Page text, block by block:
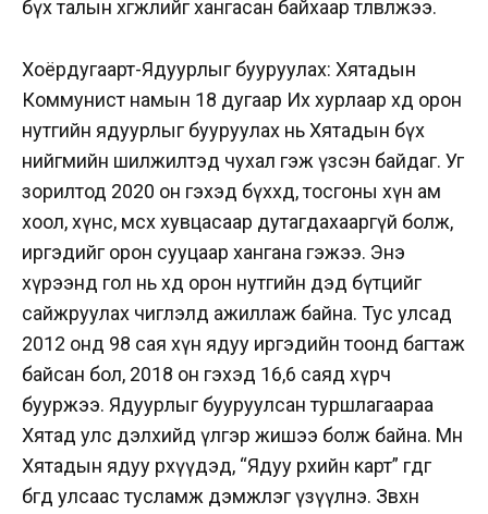
бүх талын хөгжлийг хангасан байхаар төлөвлөжээ.
Хоёрдугаарт-Ядуурлыг бууруулах: Хятадын
Коммунист намын 18 дугаар Их хурлаар хөдөө орон
нутгийн ядуурлыг бууруулах нь Хятадын бүх
нийгмийн шилжилтэд чухал гэж үзсэн байдаг. Уг
зорилтод 2020 он гэхэд бүххөдөө, тосгоны хүн ам
хоол, хүнс, өмсөх хувцасаар дутагдахааргүй болж,
иргэдийг орон сууцаар хангана гэжээ. Энэ
хүрээнд гол нь хөдөө орон нутгийн дэд бүтцийг
сайжруулах чиглэлд ажиллаж байна. Тус улсад
2012 онд 98 сая хүн ядуу иргэдийн тоонд багтаж
байсан бол, 2018 он гэхэд 16,6 саяд хүрч
бууржээ. Ядуурлыг бууруулсан туршлагаараа
Хятад улс дэлхийд үлгэр жишээ болж байна. Мөн
Хятадын ядуу өрхүүдэд, “Ядуу өрхийн карт” өгдөг
бөгөөд улсаас тусламж дэмжлэг үзүүлнэ. Зөвхөн